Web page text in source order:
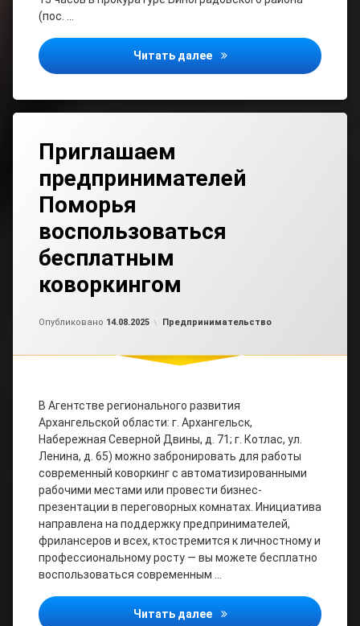
(пос. …
Читать далее Заместитель
Приглашаем
предпринимателей
Поморья
воспользоваться
бесплатным
коворкингом
Опубликовано 14.08.2025 Рубрики:
Предпринимательство
В Агентстве регионального развития
Архангельской области: г. Архангельск,
Набережная Северной Двины, д. 71; г. Котлас, ул.
Ленина, д. 65) можно забронировать для работы
современный коворкинг с автоматизированными
рабочими местами или провести бизнес-
презентации в переговорных комнатах. Инициатива
направлена на поддержку предпринимателей,
фрилансеров и всех, ктостремится к личностному и
профессиональному росту — вы можете бесплатно
воспользоваться современным …
Читать далее Приглашаем